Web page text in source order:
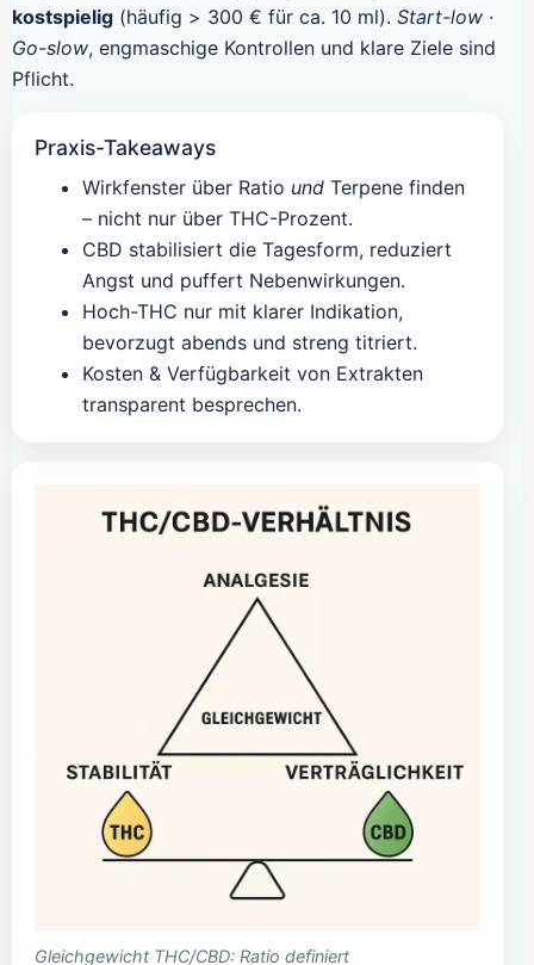
kostspielig (häufig > 300 € für ca. 10 ml). Start-low ·
Go-slow, engmaschige Kontrollen und klare Ziele sind
Pflicht.
Praxis-Takeaways
Wirkfenster über Ratio und Terpene finden
– nicht nur über THC-Prozent.
CBD stabilisiert die Tagesform, reduziert
Angst und puffert Nebenwirkungen.
Hoch-THC nur mit klarer Indikation,
bevorzugt abends und streng titriert.
Kosten & Verfügbarkeit von Extrakten
transparent besprechen.
Gleichgewicht THC/CBD: Ratio definiert